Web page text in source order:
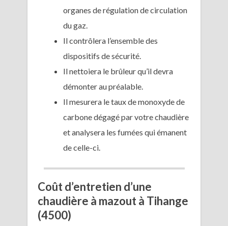
organes de régulation de circulation
du gaz.
Il contrôlera l’ensemble des
dispositifs de sécurité.
Il nettoiera le brûleur qu’il devra
démonter au préalable.
Il mesurera le taux de monoxyde de
carbone dégagé par votre chaudière
et analysera les fumées qui émanent
de celle-ci.
Coût d’entretien d’une
chaudière à mazout à Tihange
(4500)